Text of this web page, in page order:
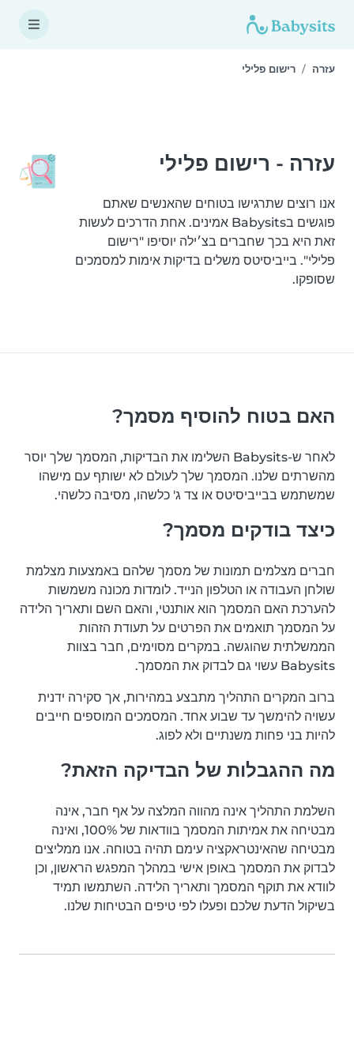
עזרה רישום פלילי
עזרה - רישום פלילי
אנו רוצים שתרגישו בטוחים שהאנשים שאתם
פוגשים בBabysits אמינים. אחת הדרכים לעשות
זאת היא בכך שחברים בצ׳ילה יוסיפו "רישום
פלילי". בייביסיטס משלים בדיקות אימות למסמכים
שסופקו.
האם בטוח להוסיף מסמך?
לאחר ש-Babysits השלימו את הבדיקות, המסמך שלך יוסר
מהשרתים שלנו. המסמך שלך לעולם לא ישותף עם מישהו
שמשתמש בבייביסיטס או צד ג' כלשהו, מסיבה כלשהי.
כיצד בודקים מסמך?
חברים מצלמים תמונות של מסמך שלהם באמצעות מצלמת
שולחן העבודה או הטלפון הנייד. לומדות מכונה משמשות
להערכת האם המסמך הוא אותנטי, והאם השם ותאריך הלידה
על המסמך תואמים את הפרטים על תעודת הזהות
הממשלתית שהוגשה. במקרים מסוימים, חבר בצוות
Babysits עשוי גם לבדוק את המסמך.
ברוב המקרים התהליך מתבצע במהירות, אך סקירה ידנית
עשויה להימשך עד שבוע אחד. המסמכים המוספים חייבים
להיות בני פחות משנתיים ולא לפוג.
מה ההגבלות של הבדיקה הזאת?
השלמת התהליך אינה מהווה המלצה על אף חבר, אינה
מבטיחה את אמיתות המסמך בוודאות של 100%, ואינה
מבטיחה שהאינטראקציה עימם תהיה בטוחה. אנו ממליצים
לבדוק את המסמך באופן אישי במהלך המפגש הראשון, וכן
לוודא את תוקף המסמך ותאריך הלידה. השתמשו תמיד
בשיקול הדעת שלכם ופעלו לפי טיפים הבטיחות שלנו.